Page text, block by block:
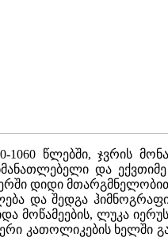
წლებში, ჯვრის
და
დიდი
და შედგა
მოწამეების, ლუკა
კათოლიკების ხელში